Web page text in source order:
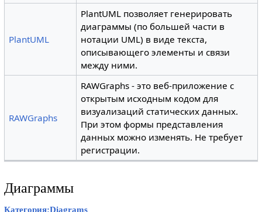
PlantUML
PlantUML позволяет генерировать
диаграммы (по большей части в
нотации UML) в виде текста,
описывающего элементы и связи
между ними.
RAWGraphs
RAWGraphs - это веб-приложение с
открытым исходным кодом для
визуализаций статических данных.
При этом формы представления
данных можно изменять. Не требует
регистрации.
Диаграммы
Категория:Diagrams